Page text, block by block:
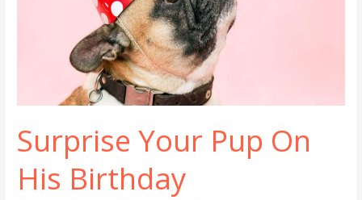
Surprise Your Pup On
His Birthday